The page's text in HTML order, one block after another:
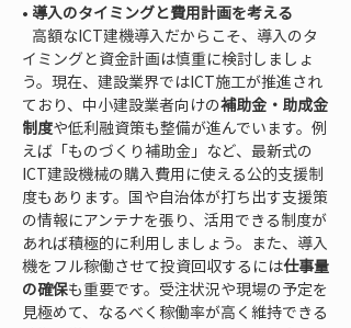
• 導入のタイミングと費用計画を考える
イミングと資金計画は慎重に検討しましょ
う。現在、建設業界ではICT施工が推進され
ており、中小建設業者向けの補助金・助成金
制度や低利融資策も整備が進んでいます。例
えば「ものづくり補助金」など、最新式の
ICT建設機械の購入費用に使える公的支援制
度もあります。国や自治体が打ち出す支援策
の情報にアンテナを張り、活用できる制度が
あれば積極的に利用しましょう。また、導入
機をフル稼働させて投資回収するには仕事量
の確保も重要です。受注状況や現場の予定を
見極めて、なるべく稼働率が高く維持できる